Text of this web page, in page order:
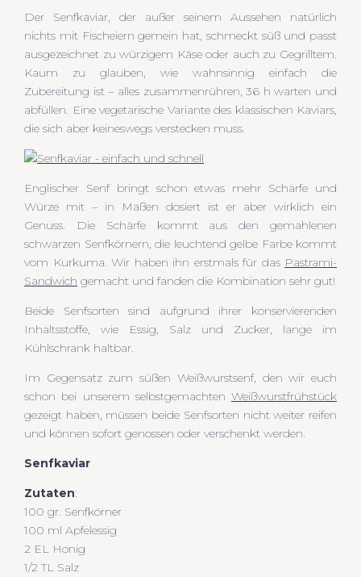
Der Senfkaviar, der außer seinem Aussehen natürlich
nichts mit Fischeiern gemein hat, schmeckt süß und passt
ausgezeichnet zu würzigem Käse oder auch zu Gegrilltem.
Kaum zu glauben, wie wahnsinnig einfach die
Zubereitung ist – alles zusammenrühren, 36 h warten und
abfüllen. Eine vegetarische Variante des klassischen Kaviars,
die sich aber keineswegs verstecken muss.
Englischer Senf bringt schon etwas mehr Schärfe und
Würze mit – in Maßen dosiert ist er aber wirklich ein
Genuss. Die Schärfe kommt aus den gemahlenen
schwarzen Senfkörnern, die leuchtend gelbe Farbe kommt
vom Kurkuma. Wir haben ihn erstmals für das Pastrami-
Sandwich gemacht und fanden die Kombination sehr gut!
Beide Senfsorten sind aufgrund ihrer konservierenden
Inhaltsstoffe, wie Essig, Salz und Zucker, lange im
Kühlschrank haltbar.
Im Gegensatz zum süßen Weißwurstsenf, den wir euch
schon bei unserem selbstgemachten Weißwurstfrühstück
gezeigt haben, müssen beide Senfsorten nicht weiter reifen
und können sofort genossen oder verschenkt werden.
Senfkaviar
Zutaten:
100 gr. Senfkörner
100 ml Apfelessig
2 EL Honig
1/2 TL Salz